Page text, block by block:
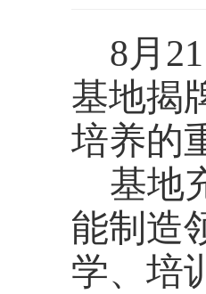
8月
基地揭
培养的
基地
能制造
学、培